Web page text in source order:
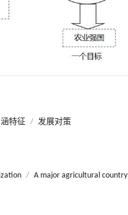
特征 / 发展对策
/ A major agricultural country